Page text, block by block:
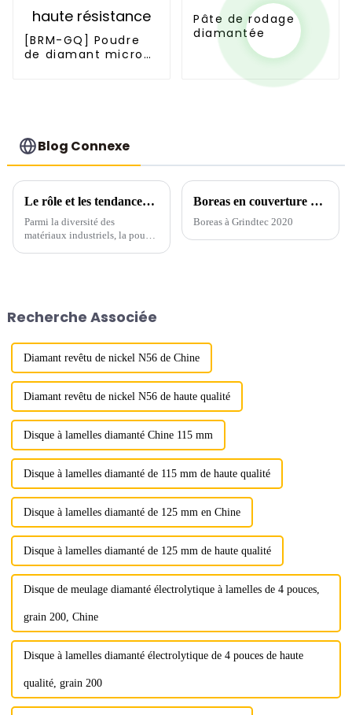
[BRM-GQ] Poudre
de diamant micron
Pâte de rodage
diamantée
Blog Connexe
Le rôle et les tendances futures de la poudre de diamant
Parmi la diversité des
matériaux industriels, la poudre
d'applications. Mais quelle...
Boreas en couverture du magazine GrindTec 2020
Boreas à Grindtec 2020
Recherche Associée
Diamant revêtu de nickel N56 de Chine
Diamant revêtu de nickel N56 de haute qualité
Disque à lamelles diamanté Chine 115 mm
Disque à lamelles diamanté de 115 mm de haute qualité
Disque à lamelles diamanté de 125 mm en Chine
Disque à lamelles diamanté de 125 mm de haute qualité
Disque de meulage diamanté électrolytique à lamelles de 4 pouces,
grain 200, Chine
Disque à lamelles diamanté électrolytique de 4 pouces de haute
qualité, grain 200